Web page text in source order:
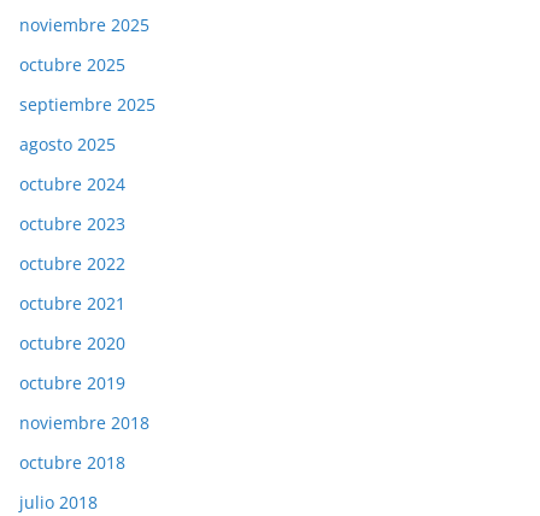
noviembre 2025
octubre 2025
septiembre 2025
agosto 2025
octubre 2024
octubre 2023
octubre 2022
octubre 2021
octubre 2020
octubre 2019
noviembre 2018
octubre 2018
julio 2018